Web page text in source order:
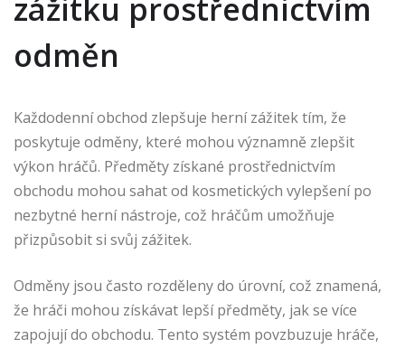
zážitku prostřednictvím
odměn
Každodenní obchod zlepšuje herní zážitek tím, že
poskytuje odměny, které mohou významně zlepšit
výkon hráčů. Předměty získané prostřednictvím
obchodu mohou sahat od kosmetických vylepšení po
nezbytné herní nástroje, což hráčům umožňuje
přizpůsobit si svůj zážitek.
Odměny jsou často rozděleny do úrovní, což znamená,
že hráči mohou získávat lepší předměty, jak se více
zapojují do obchodu. Tento systém povzbuzuje hráče,